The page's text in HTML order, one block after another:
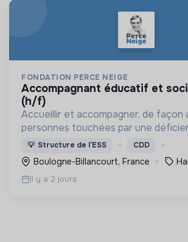
FONDATION PERCE NEIGE
accompagnant éducatif et social (aes)
(h/f)
Accueillir et accompagner, de façon
personnes touchées par une
un handicap physique ou psychique
💡 Structure de l’ESS CDD
Boulogne-Billancourt, France
Il y a 2 jours